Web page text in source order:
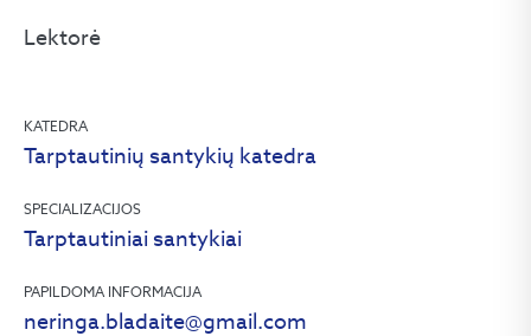
Lektorė
KATEDRA
Tarptautinių santykių katedra
SPECIALIZACIJOS
Tarptautiniai santykiai
PAPILDOMA INFORMACIJA
neringa.bladaite@gmail.com